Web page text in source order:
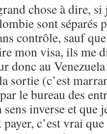
chose à dire, si
sont séparés
contrôle, sauf
mon visa, ils me
donc au
sortie (c’est
le bureau des
sens inverse et que
c’est vrai